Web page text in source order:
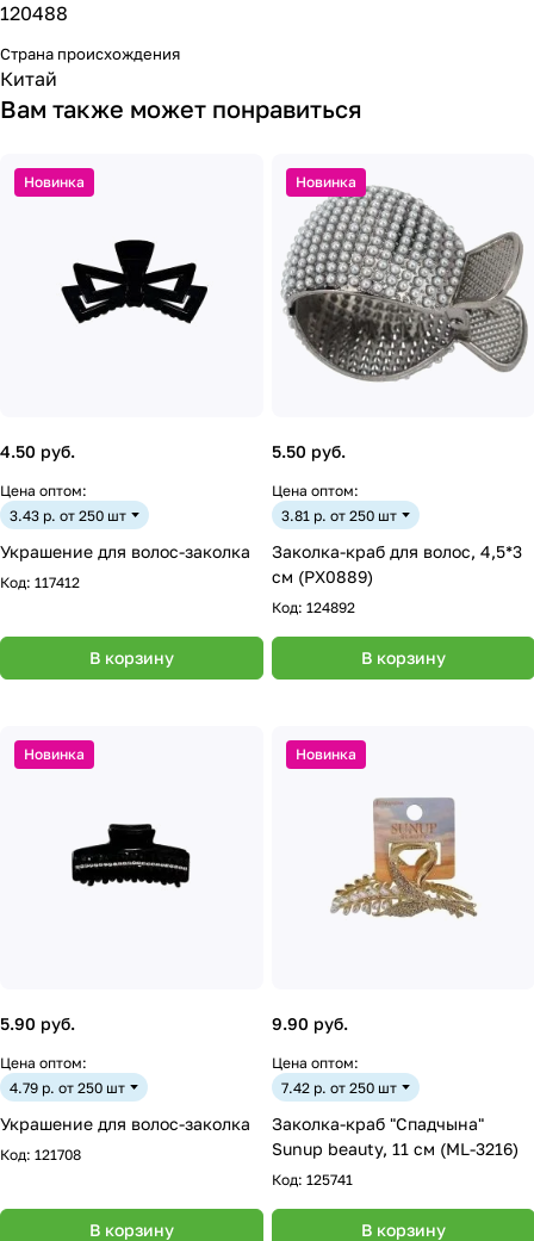
120488
Страна происхождения
Китай
Вам также может понравиться
Новинка
4.50 руб.
Цена оптом:
3.43 р. от 250 шт
Украшение для волос-заколка
Код: 117412
В корзину
Новинка
5.50 руб.
Цена оптом:
3.81 р. от 250 шт
Заколка-краб для волос, 4,5*3
см (PX0889)
Код: 124892
В корзину
Новинка
5.90 руб.
Цена оптом:
4.79 р. от 250 шт
Украшение для волос-заколка
Код: 121708
В корзину
Новинка
9.90 руб.
Цена оптом:
7.42 р. от 250 шт
Заколка-краб "Спадчына"
Sunup beauty, 11 см (ML-3216)
Код: 125741
В корзину